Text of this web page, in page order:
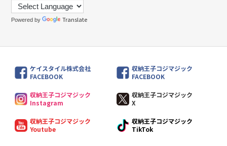
Powered by Translate
ケイスタイル株式会社
FACEBOOK
収納王子コジマジック
FACEBOOK
収納王子コジマジック
Instagram
収納王子コジマジック
X
収納王子コジマジック
Youtube
収納王子コジマジック
TikTok